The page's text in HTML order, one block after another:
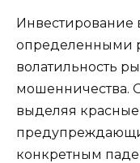
Инвестирование
определенными
волатильность
мошенничества.
выделяя
конкретным